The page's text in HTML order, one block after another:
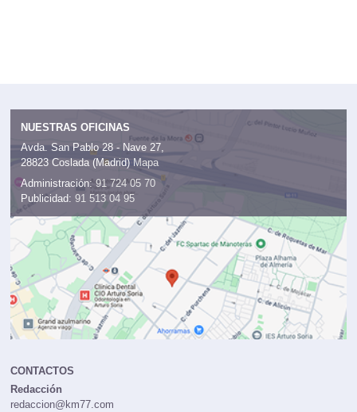
NUESTRAS OFICINAS
Avda. San Pablo 28 - Nave 27,
28823 Coslada (Madrid) Mapa
Administración: 91 724 05 70
Publicidad: 91 513 04 95
CONTACTOS
Redacción
redaccion@km77.com